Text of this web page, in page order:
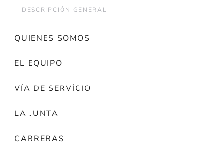
DESCRIPCIÓN GENERAL
QUIENES SOMOS
EL EQUIPO
VÍA DE SERVÍCIO
LA JUNTA
CARRERAS